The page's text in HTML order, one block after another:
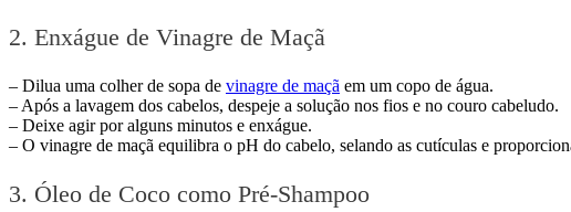
2. Enxágue de Vinagre de Maçã
– Dilua uma colher de sopa de vinagre de maçã em um copo de água.
– Após a lavagem dos cabelos, despeje a solução nos fios e no couro cabeludo.
– Deixe agir por alguns minutos e enxágue.
– O vinagre de maçã equilibra o pH do cabelo, selando as cutículas e
3. Óleo de Coco como Pré-Shampoo